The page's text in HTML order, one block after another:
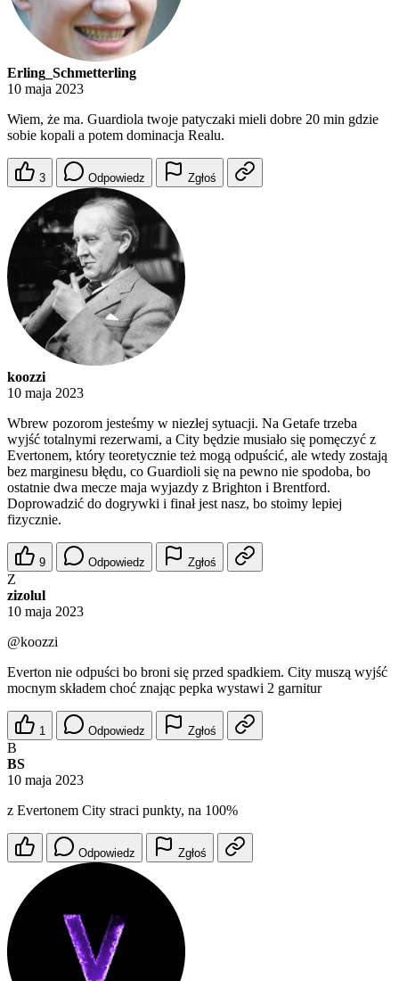
Erling_Schmetterling
10 maja 2023
Wiem, że ma. Guardiola twoje patyczaki mieli dobre 20 min gdzie
sobie kopali a potem dominacja Realu.
3 Odpowiedz Zgłoś
koozzi
10 maja 2023
Wbrew pozorom jesteśmy w niezłej sytuacji. Na Getafe trzeba
wyjść totalnymi rezerwami, a City będzie musiało się pomęczyć z
Evertonem, który teoretycznie też mogą odpuścić, ale wtedy zostają
bez marginesu błędu, co Guardioli się na pewno nie spodoba, bo
ostatnie dwa mecze maja wyjazdy z Brighton i Brentford.
Doprowadzić do dogrywki i finał jest nasz, bo stoimy lepiej
fizycznie.
9 Odpowiedz Zgłoś
Z
zizolul
10 maja 2023
@koozzi
Everton nie odpuści bo broni się przed spadkiem. City muszą wyjść
mocnym składem choć znając pepka wystawi 2 garnitur
1 Odpowiedz Zgłoś
B
BS
10 maja 2023
z Evertonem City straci punkty, na 100%
Odpowiedz Zgłoś